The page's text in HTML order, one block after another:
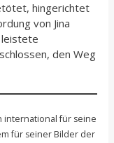
hingerichtet
von Jina
leistete
den Weg
international für seine
für seiner Bilder der